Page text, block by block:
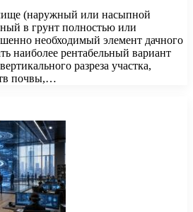
(наружный или насыпной
в грунт полностью или
необходимый элемент дачного
наиболее рентабельный вариант
разреза участка,
почвы,…